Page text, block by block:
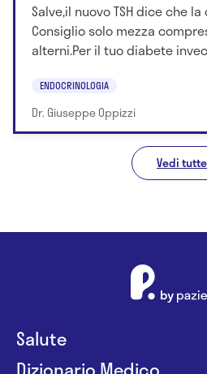
Salve,il nuovo TSH dice che
Consiglio solo mezza
alterni.Per il tuo diabete
ENDOCRINOLOGIA
Dr. Giuseppe Oppizzi
Vedi tutte
Salute